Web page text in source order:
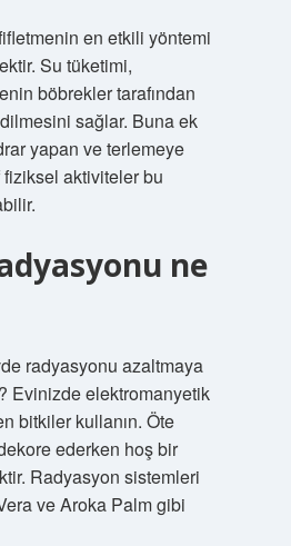
en etkili yöntemi
Su tüketimi,
böbrekler tarafından
sağlar. Buna ek
yapan ve terlemeye
aktiviteler bu
ne
radyasyonu azaltmaya
Evinizde elektromanyetik
bitkiler kullanın. Öte
ederken hoş bir
Radyasyon sistemleri
ve Aroka Palm gibi